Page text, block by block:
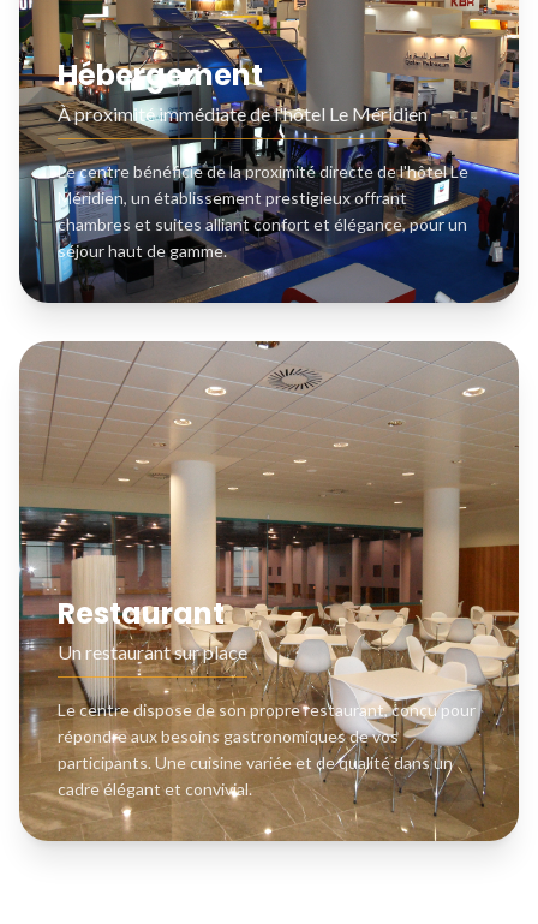
Hébergement
À proximité immédiate de l'hôtel Le Méridien
Le centre bénéficie de la proximité directe de l'hôtel Le
Méridien, un établissement prestigieux offrant
chambres et suites alliant confort et élégance, pour un
séjour haut de gamme.
Restaurant
Un restaurant sur place
Le centre dispose de son propre restaurant, conçu pour
répondre aux besoins gastronomiques de vos
participants. Une cuisine variée et de qualité dans un
cadre élégant et convivial.